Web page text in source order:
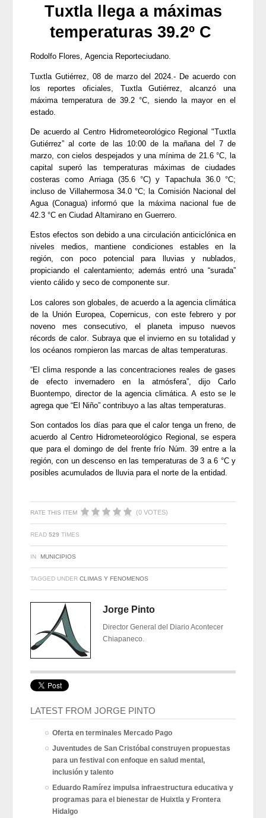
2026-07-31
NEI inicia cadena de cambios entre exigencias de
2026-07-31
Edmundo Lazos Zuart, nuevo presidente del Club
Rotario Ejecutivo de San Cristóbal
Eduardo Ramírez impulsa infraestructura educativa y programas
para el bienestar de Huixtla y Frontera Hidalgo
2026-07-31
NEI inicia cadena de cambios entre exigencias de
2026-07-31
Rotario Ejecutivo de San Cristóbal
Tuxtla llega a máximas
temperaturas 39.2º C
Rodolfo Flores, Agencia Reporteciudano.
Tuxtla Gutiérrez, 08 de marzo del 2024.- De acuerdo con
los reportes oficiales, Tuxtla Gutiérrez, alcanzó una
máxima temperatura de 39.2 °C, siendo la mayor en el
estado.
De acuerdo al Centro HidrometeorológicoRegional "Tuxtla
Gutiérrez” al corte de las 10:00 de la mañana del 7 de
marzo, con cielos despejados y una mínima de 21.6 °C, la
capital superó las temperaturas máximas de ciudades
costeras como Arriaga (35.6 °C) y Tapachula 36.0 °C;
incluso de Villahermosa 34.0 °C; la Comisión Nacional del
Agua (Conagua) informó que la máxima nacional fue de
42.3 °C en Ciudad Altamirano en Guerrero.
Estos efectos son debido a una circulación anticiclónica en
niveles medios, mantiene condiciones estables en la
región, con poco potencial para lluvias y nublados,
propiciando el calentamiento; además entró una “surada”
viento cálido y seco de componente sur.
Los calores son globales, de acuerdo a la agencia climática
de la Unión Europea,Copernicus , con este febrero y por
noveno mes consecutivo, el planeta impuso nuevos
récords de calor. Subraya que el invierno en su totalidad y
los océanos rompieron las marcas de altas temperaturas.
“El clima responde a las concentraciones reales de gases
de efecto invernadero en la atmósfera”, dijo Carlo
Buontempo , director de la agencia climática. A esto se le
agrega que “El Niño” contribuyo a las altas temperaturas.
Son contados los días para que el calor tenga un freno, de
acuerdo al Centro Hidrometeorológico Regional, se espera
que para el domingo de del frente frío Núm. 39 entre a la
región, con un descenso en las temperaturas de 3 a 6 °C y
posibles acumulados de lluvia para el norte de la entidad.
RATE THIS ITEM (0 VOTES)
READ 529 TIMES
IN MUNICIPIOS
TAGGED UNDER CLIMAS Y FENOMENOS
Jorge Pinto
Director General del Diario Acontecer
Chiapaneco.
LATEST FROM JORGE PINTO
Oferta en terminales Mercado Pago
Juventudes de San Cristóbal construyen propuestas
para un festival con enfoque en salud mental,
inclusión y talento
Eduardo Ramírez impulsa infraestructura educativa y
programas para el bienestar de Huixtla y Frontera
Hidalgo